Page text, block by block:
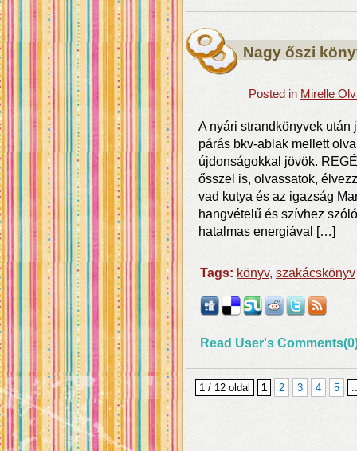
Nagy őszi
Posted in Mirelle
A nyári strandkönyvek után
párás bkv-ablak mellett
újdonságokkal jövök.
ősszel is, olvassatok,
vad kutya és az igazság
hangvételű és szívhez
hatalmas energiával […]
Tags: könyv, szakácskönyv
Read User's
1 / 12 oldal 1 2 3 4 5